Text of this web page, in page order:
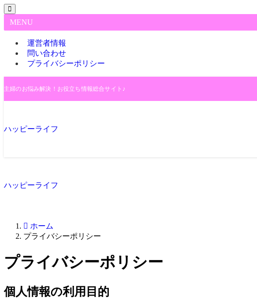
MENU
運営者情報
問い合わせ
プライバシーポリシー
主婦のお悩み解決！お役立ち情報総合サイト♪
ハッピーライフ
ハッピーライフ
ホーム
プライバシーポリシー
プライバシーポリシー
個人情報の利用目的